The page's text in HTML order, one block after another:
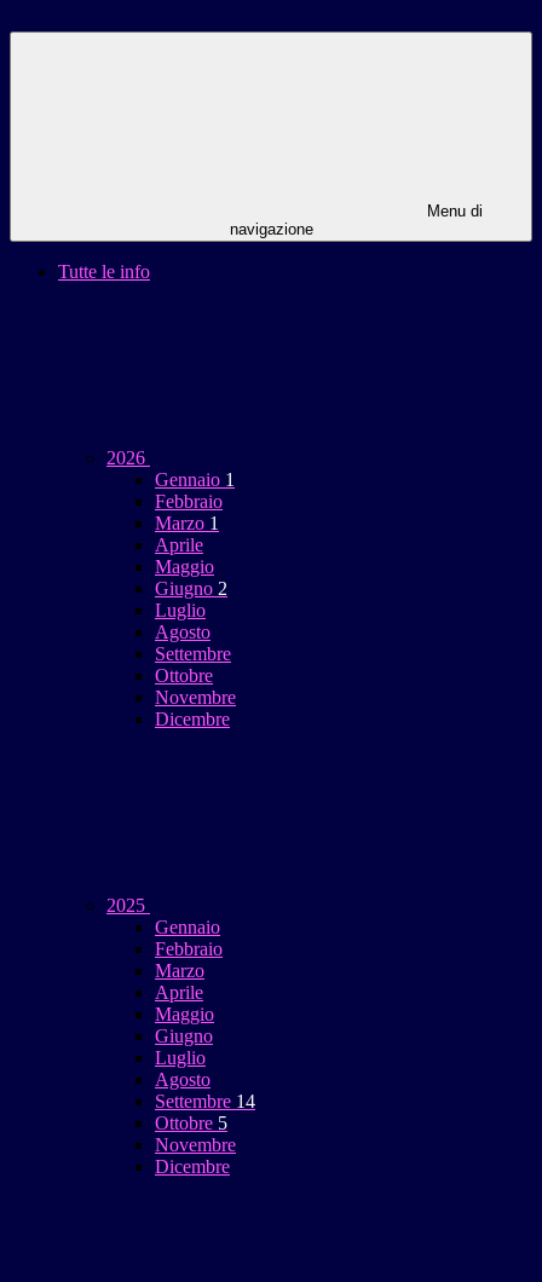
Menu di
navigazione
Tutte le info
2026
Gennaio 1
Febbraio
Marzo 1
Aprile
Maggio
Giugno 2
Luglio
Agosto
Settembre
Ottobre
Novembre
Dicembre
2025
Gennaio
Febbraio
Marzo
Aprile
Maggio
Giugno
Luglio
Agosto
Settembre 14
Ottobre 5
Novembre
Dicembre